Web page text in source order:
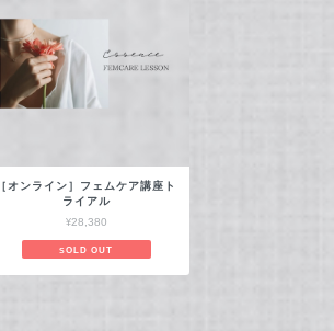
［オンライン］フェムケア講座ト
ライアル
¥28,380
SOLD OUT